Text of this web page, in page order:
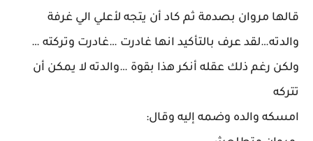
قالها مروان بصدمة ثم كاد أن يتجه لأعلي الي غرفة
والدته…لقد عرف بالتأكيد انها غادرت …غادرت وتركته …
ولكن رغم ذلك عقله أنكر هذا بقوة …والدته لا يمكن أن
تتركه
امسكه والده وضمه إليه وقال: